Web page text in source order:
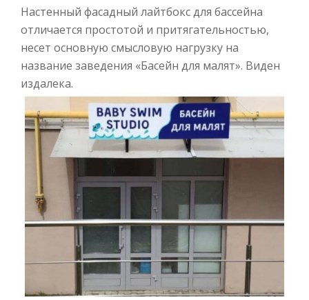
Настенный фасадный лайтбокс для бассейна
отличается простотой и притягательностью,
несет основную смысловую нагрузку на
название заведения «Басейн для малят». Виден
издалека.